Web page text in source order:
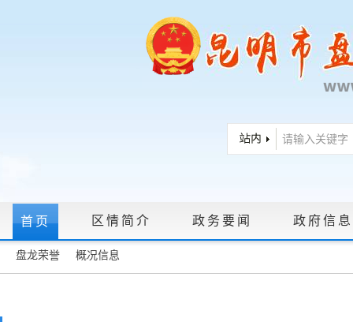
首页 区情简介 政务要闻 政府信
盘龙荣誉 概况信息